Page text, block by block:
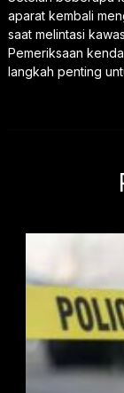
aparat kembali
saat melintasi
Pemeriksaan
langkah penting